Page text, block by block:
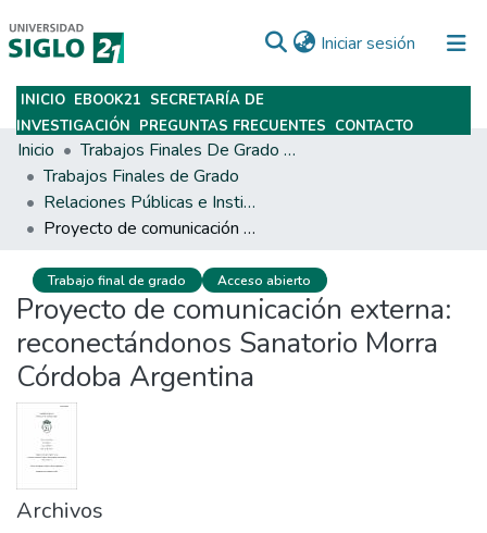
Iniciar sesión (current)
Subir
INICIO EBOOK21 SECRETARÍA DE
INVESTIGACIÓN PREGUNTAS FRECUENTES CONTACTO
Inicio
Trabajos Finales De Grado Y Posgrado
Trabajos Finales de Grado
Relaciones Públicas e Institucionales
Proyecto de comunicación externa: reconectándonos Sanatorio Morra Córdoba Argentina
Trabajo final de grado Acceso abierto
Proyecto de comunicación externa:
reconectándonos Sanatorio Morra
Córdoba Argentina
Archivos